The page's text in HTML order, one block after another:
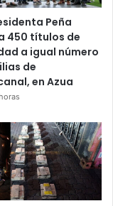
Peña
450 títulos de
a igual número
de
en Azua